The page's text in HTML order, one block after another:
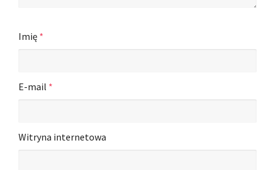
Imię *
E-mail *
Witryna internetowa